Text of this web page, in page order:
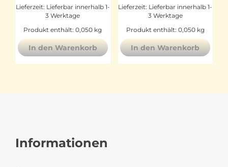
Lieferzeit: Lieferbar innerhalb 1-
3 Werktage
Produkt enthält: 0,050 kg
In den Warenkorb
Lieferzeit: Lieferbar innerhalb 1-
3 Werktage
Produkt enthält: 0,050 kg
In den Warenkorb
Informationen